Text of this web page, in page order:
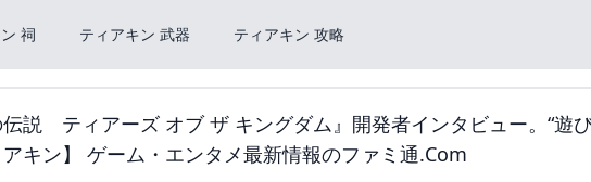
祠 ティアキン 武器 ティアキン 攻略
説 ティアーズ オブ ザ キングダム』開発者インタビュー。“遊
キン】 ゲーム・エンタメ最新情報のファミ通.com